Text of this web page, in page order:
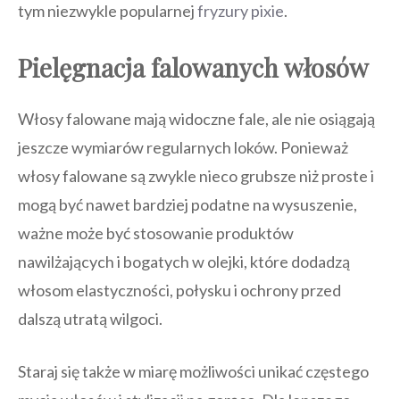
tym niezwykle popularnejfryzury pixie.
Pielęgnacja falowanych włosów
Włosy falowane mają widoczne fale, ale nie osiągają
jeszcze wymiarów regularnych loków. Ponieważ
włosy falowane są zwykle nieco grubsze niż proste i
mogą być nawet bardziej podatne na wysuszenie,
ważne może być stosowanie produktów
nawilżających i bogatych w olejki, które dodadzą
włosom elastyczności, połysku i ochrony przed
dalszą utratą wilgoci.
Staraj się także w miarę możliwości unikać częstego